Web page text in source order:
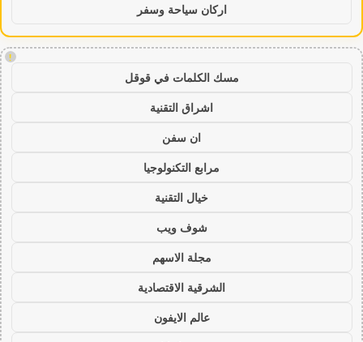
اركان سياحة وسفر
!
مسك الكلمات في قوقل
اشراق التقنية
ان سفن
مرابع التكنولوجيا
خيال التقنية
شوف ويب
مجلة الاسهم
الشرقية الاقتصادية
عالم الايفون